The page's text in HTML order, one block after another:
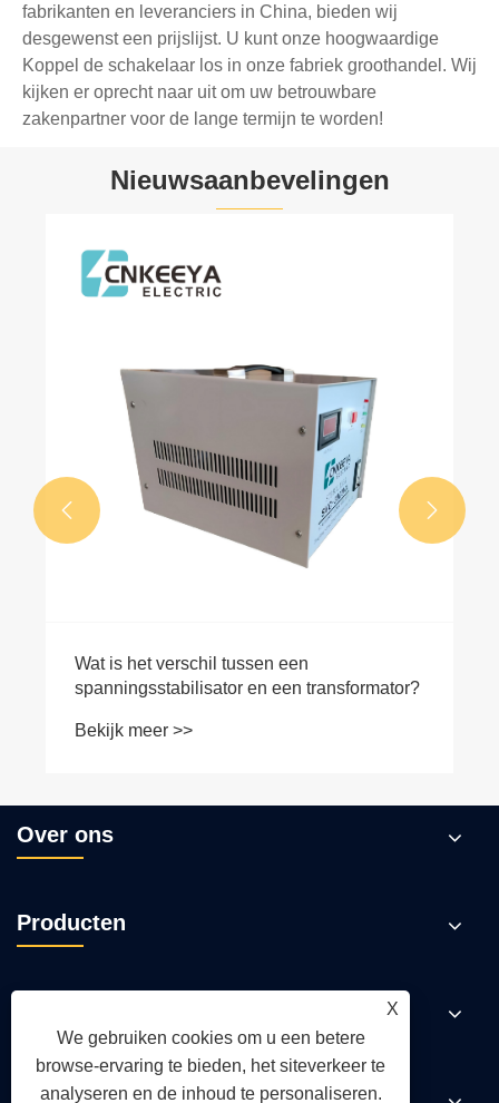
fabrikanten en leveranciers in China, bieden wij
desgewenst een prijslijst. U kunt onze hoogwaardige
Koppel de schakelaar los in onze fabriek groothandel. Wij
kijken er oprecht naar uit om uw betrouwbare
zakenpartner voor de lange termijn te worden!
Nieuwsaanbevelingen
Wat is het verschil tussen een
spanningsstabilisator en een transformator?
Bekijk meer >>
 
Over ons
Producten
Neem contact met ons op
X
We gebruiken cookies om u een betere
browse-ervaring te bieden, het siteverkeer te
analyseren en de inhoud te personaliseren.